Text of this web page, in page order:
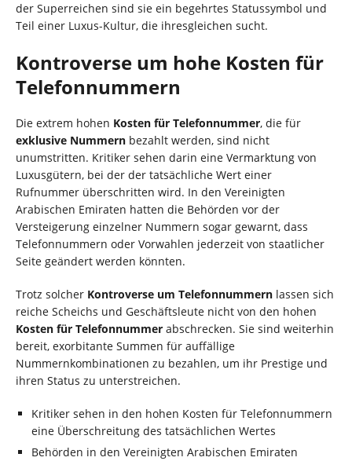
der Superreichen sind sie ein begehrtes Statussymbol und
Teil einer Luxus-Kultur, die ihresgleichen sucht.
Kontroverse um hohe Kosten für
Telefonnummern
Die extrem hohen Kosten für Telefonnummer, die für
exklusive Nummern bezahlt werden, sind nicht
unumstritten. Kritiker sehen darin eine Vermarktung von
Luxusgütern, bei der der tatsächliche Wert einer
Rufnummer überschritten wird. In den Vereinigten
Arabischen Emiraten hatten die Behörden vor der
Versteigerung einzelner Nummern sogar gewarnt, dass
Telefonnummern oder Vorwahlen jederzeit von staatlicher
Seite geändert werden könnten.
Trotz solcher Kontroverse um Telefonnummern lassen sich
reiche Scheichs und Geschäftsleute nicht von den hohen
Kosten für Telefonnummer abschrecken. Sie sind weiterhin
bereit, exorbitante Summen für auffällige
Nummernkombinationen zu bezahlen, um ihr Prestige und
ihren Status zu unterstreichen.
Kritiker sehen in den hohen Kosten für Telefonnummern
eine Überschreitung des tatsächlichen Wertes
Behörden in den Vereinigten Arabischen Emiraten